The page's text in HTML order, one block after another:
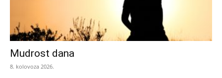
Mudrost dana
8. kolovoza 2026.